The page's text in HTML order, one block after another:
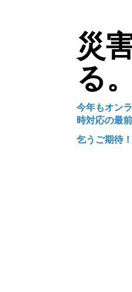
災
る。
今年もオン
時対応の最前
乞うご期待！